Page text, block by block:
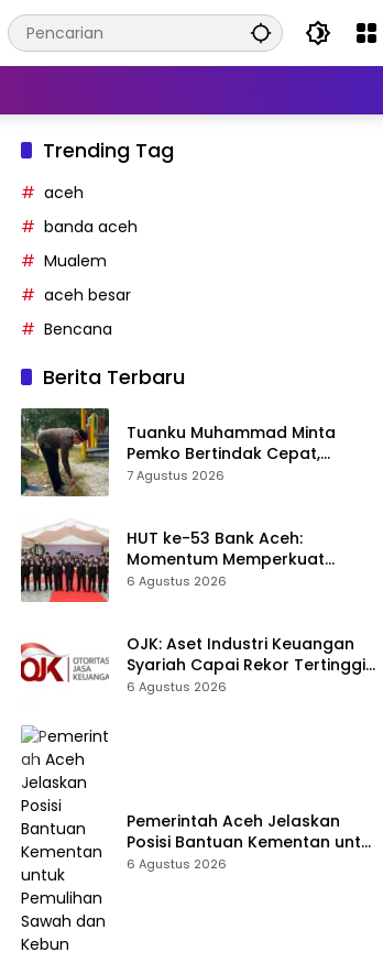
Trending Tag
aceh
banda aceh
Mualem
aceh besar
Bencana
Berita Terbaru
Tuanku Muhammad Minta
Pemko Bertindak Cepat,
Taman Meuraxa Tak Boleh Jadi
7 Agustus 2026
HUT ke-53 Bank Aceh:
Momentum Memperkuat
Amanah, Menumbuhkan
6 Agustus 2026
OJK: Aset Industri Keuangan
Syariah Capai Rekor Tertinggi
Rp3.131 Triliun pada 2025
6 Agustus 2026
Pemerintah Aceh Jelaskan
Posisi Bantuan Kementan untuk
Pemulihan Sawah dan Kebun
6 Agustus 2026